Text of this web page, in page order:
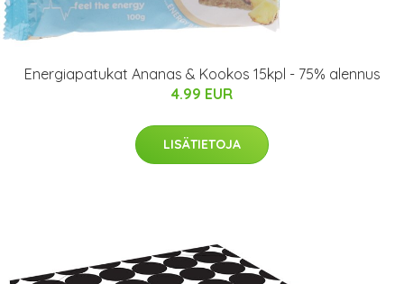
Energiapatukat Ananas & Kookos 15kpl - 75% alennus
4.99 EUR
LISÄTIETOJA